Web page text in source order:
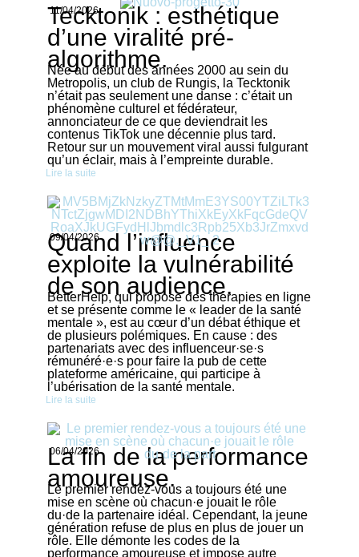
11/04/2026
Tecktonik : esthétique
d’une viralité pré-
algorithme.
Née au début des années 2000 au sein du
Metropolis, un club de Rungis, la Tecktonik
n’était pas seulement une danse : c’était un
phénomène culturel et fédérateur,
annonciateur de ce que deviendrait les
contenus TikTok une décennie plus tard.
Retour sur un mouvement viral aussi fulgurant
qu’un éclair, mais à l’empreinte durable.
Lire la suite
09/04/2026
Quand l’influence
exploite la vulnérabilité
de son audience.
BetterHelp, qui propose des thérapies en ligne
et se présente comme le « leader de la santé
mentale », est au cœur d’un débat éthique et
de plusieurs polémiques. En cause : des
partenariats avec des influenceur·se·s
rémunéré·e·s pour faire la pub de cette
plateforme américaine, qui participe à
l’ubérisation de la santé mentale.
Lire la suite
06/04/2026
La fin de la performance
amoureuse.
Le premier rendez-vous a toujours été une
mise en scène où chacun·e jouait le rôle
du·de la partenaire idéal. Cependant, la jeune
génération refuse de plus en plus de jouer un
rôle. Elle démonte les codes de la
performance amoureuse et impose autre